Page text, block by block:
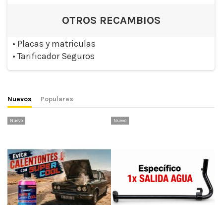
OTROS RECAMBIOS
• Placas y matriculas
• Tarificador Seguros
Nuevos Populares
Nuevo Nuevo